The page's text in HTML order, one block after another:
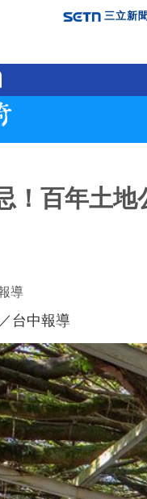
三立新
！百年土
導
台中報導